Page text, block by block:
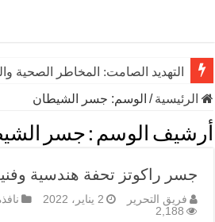
التهديد الصامت: المخاطر الصحية
الرئيسية/ الوسم: جسر الشيطان
أرشيف الوسم : جسر
جسر راكوتز تحفة هندسية
فريق التحرير 2 يناير، 2022
2,188